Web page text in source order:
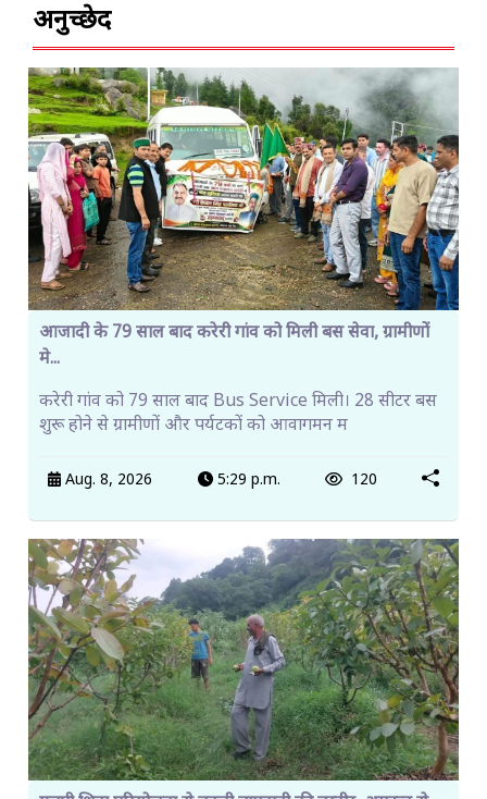
अनुच्छेद
आजादी के 79 साल बाद करेरी गांव को मिली बस सेवा, ग्रामीणों
मे...
करेरी गांव को 79 साल बाद Bus Service मिली। 28 सीटर बस
शुरू होने से ग्रामीणों और पर्यटकों को आवागमन म
Aug. 8, 2026 5:29 p.m. 120